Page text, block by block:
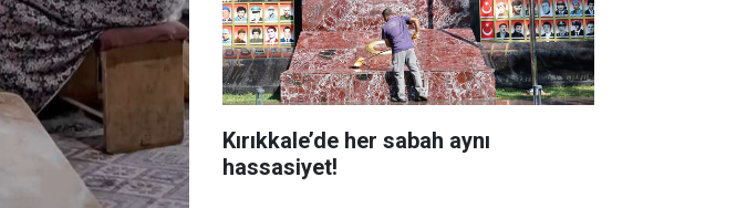
Kırıkkale’de her sabah aynı
hassasiyet!